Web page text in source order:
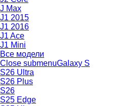
J Max
J1 2015
J1 2016
J1 Ace
J1 Mini
Все модели
Close submenuGalaxy S
S26 Ultra
S26 Plus
S26
S25 Edge